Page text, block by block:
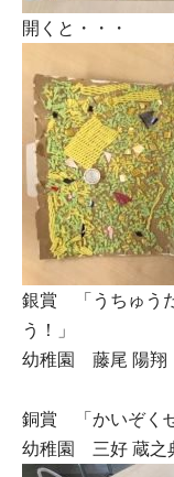
開くと・・・
銀賞 「うちゅう
う！」
幼稚園 藤尾 陽翔
銅賞 「かいぞく
幼稚園 三好 蔵之